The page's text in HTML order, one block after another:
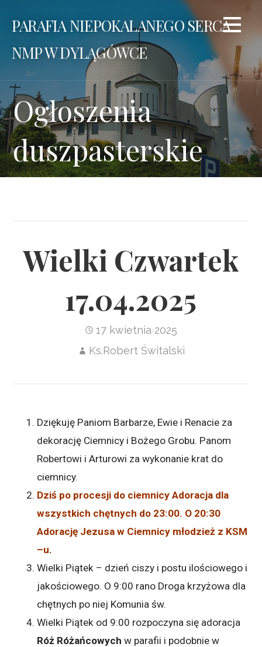
PARAFIA NIEPOKALANEGO SERCA
NMP W DYLĄGÓWCE
Ogłoszenia
duszpasterskie
Wielki Czwartek
17.04.2025
17 kwietnia 2025
Ks.Robert Świtalski
Dziękuję Paniom Barbarze, Ewie i Renacie za
dekorację Ciemnicy i Bożego Grobu. Panom
Robertowi i Arturowi za wykonanie krat do
ciemnicy.
Dziś po procesji do ciemnicy Adoracja dla
wszystkich chętnych do 23:00. O 20:30
Adorację Jezusa w Ciemnicy młodzież z KSM
–u.
Wielki Piątek – dzień ciszy i postu ilościowego i
jakościowego. O 9:00 rano Droga krzyżowa dla
chętnych po niej Komunia św.
Wielki Piątek od 9:00 rozpoczyna się adoracja
Róż Różańcowych w parafii i podobnie w